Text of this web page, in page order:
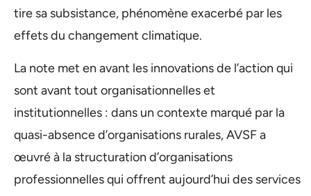
tire sa subsistance, phénomène exacerbé par les
effets du changement climatique.
La note met en avant les innovations de l’action qui
sont avant tout organisationnelles et
institutionnelles : dans un contexte marqué par la
quasi-absence d’organisations rurales, AVSF a
œuvré à la structuration d’organisations
professionnelles qui offrent aujourd’hui des services